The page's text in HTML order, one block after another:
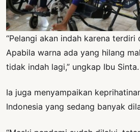
“Pelangi akan indah karena terdiri
Apabila warna ada yang hilang
tidak indah lagi,” ungkap Ibu Sinta.
Ia juga menyampaikan
Indonesia yang sedang banyak